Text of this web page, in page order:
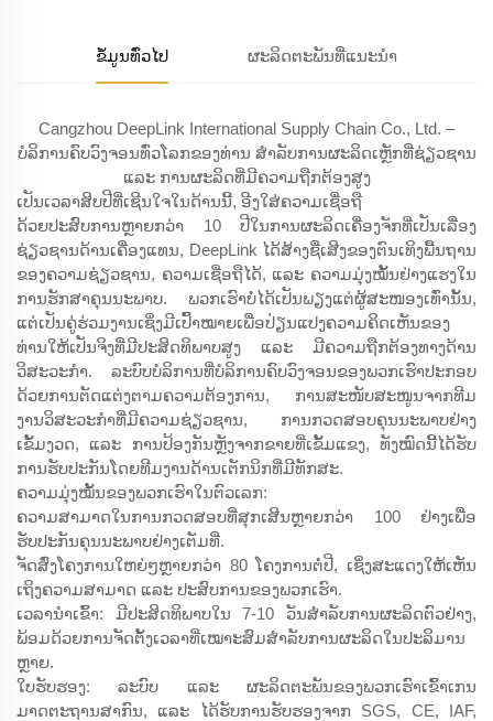
ຂໍ້ມູນທົ່ວໄປ ຜະລິດຕະພັນທີ່ແນະນຳ
Cangzhou DeepLink International Supply Chain Co., Ltd. –
ບໍລິການຄົບວົງຈອນທົ່ວໂລກຂອງທ່ານ ສຳລັບການຜະລິດເຫຼັກທີ່ຊ່ຽວຊານ
ແລະ ການຜະລິດທີ່ມີຄວາມຖືກຕ້ອງສູງ
ເປັນເວລາສິບປີທີ່ເຊີນໃຈໃນດ້ານນີ້, ອີງໃສ່ຄວາມເຊື່ອຖື
ດ້ວຍປະສົບການຫຼາຍກວ່າ 10 ປີໃນການຜະລິດເຄື່ອງຈັກທີ່ເປັນເລື່ອງ
ຊ່ຽວຊານດ້ານເຄື່ອງແທນ, DeepLink ໄດ້ສ້າງຊື່ເສີງຂອງຕົນເທິງພື້ນຖານ
ຂອງຄວາມຊ່ຽວຊານ, ຄວາມເຊື່ອຖືໄດ້, ແລະ ຄວາມມຸ່ງໝັ້ນຢ່າງແຮງໃນ
ການຮັກສາຄຸນນະພາບ. ພວກເຮົາບໍ່ໄດ້ເປັນພຽງແຕ່ຜູ້ສະໜອງເທົ່ານັ້ນ,
ແຕ່ເປັນຄູ່ຮ່ວມງານເຊິ່ງມີເປົ້າໝາຍເພື່ອປ່ຽນແປງຄວາມຄິດເຫັນຂອງ
ທ່ານໃຫ້ເປັນຈິງທີ່ມີປະສິດທິພາບສູງ ແລະ ມີຄວາມຖືກຕ້ອງທາງດ້ານ
ວິສະວະກຳ. ລະບົບບໍລິການທີ່ບໍລິການຄົບວົງຈອນຂອງພວກເຮົາປະກອບ
ດ້ວຍການຕັດແຕ່ງຕາມຄວາມຕ້ອງການ, ການສະໜັບສະໜູນຈາກທີມ
ງານວິສະວະກຳທີ່ມີຄວາມຊ່ຽວຊານ, ການກວດສອບຄຸນນະພາບຢ່າງ
ເຂັ້ມງວດ, ແລະ ການປ້ອງກັນຫຼັງຈາກຂາຍທີ່ເຂັ້ມແຂງ, ທັງໝົດນີ້ໄດ້ຮັບ
ການຮັບປະກັນໂດຍທີມງານດ້ານເຕັກນິກທີ່ມີທັກສະ.
ຄວາມມຸ່ງໝັ້ນຂອງພວກເຮົາໃນຕົວເລກ:
ຄວາມສາມາດໃນການກວດສອບທີ່ສຸກເສີນຫຼາຍກວ່າ 100 ຢ່າງເພື່ອ
ຮັບປະກັນຄຸນນະພາບຢ່າງເຕັມທີ່.
ຈັດສົ່ງໂຄງການໃຫຍ່ໆຫຼາຍກວ່າ 80 ໂຄງການຕໍ່ປີ, ເຊິ່ງສະແດງໃຫ້ເຫັນ
ເຖິງຄວາມສາມາດ ແລະ ປະສົບການຂອງພວກເຮົາ.
ເວລານຳເຂົ້າ: ມີປະສິດທິພາບໃນ 7-10 ວັນສຳລັບການຜະລິດຕົວຢ່າງ,
ພ້ອມດ້ວຍການຈັດຕັ້ງເວລາທີ່ເໝາະສົມສຳລັບການຜະລິດໃນປະລິມານ
ຫຼາຍ.
ໃບຮັບຮອງ: ລະບົບ ແລະ ຜະລິດຕະພັນຂອງພວກເຮົາເຂົ້າເກນ
ມາດຕະຖານສາກົນ, ແລະ ໄດ້ຮັບການຮັບຮອງຈາກ SGS, CE, IAF,